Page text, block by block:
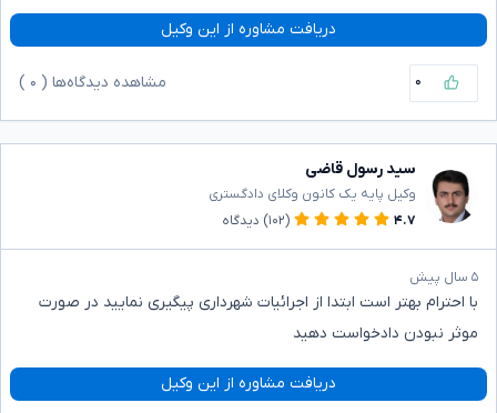
دریافت مشاوره از این وکیل
۰ مشاهده دیدگاه‌ها ( ۰
سید رسول قاضی
وکیل پایه یک کانون وکلای دادگستری
۴.۷
(۱۰۲) دیدگاه
۵ سال پیش
با احترام بهتر است ابتدا از اجرائیات شهرداری پیگیری نمایید در صورت
موثر نبودن دادخواست دهید
دریافت مشاوره از این وکیل